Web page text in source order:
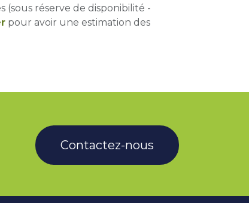
(sous réserve de disponibilité -
pour avoir une estimation des
Contactez-nous